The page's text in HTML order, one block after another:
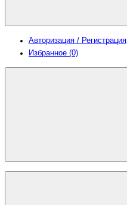
Авторизация / Регистрация
Избранное (0)